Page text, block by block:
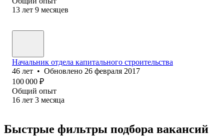
13 лет 9 месяцев
Начальник отдела капитального строительства
46 лет • Обновлено 26 февраля 2017
100 000 ₽
Общий опыт
16 лет 3 месяца
Быстрые фильтры подбора вакансий